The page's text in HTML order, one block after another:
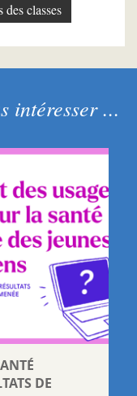
des classes
intéresser ...
DE